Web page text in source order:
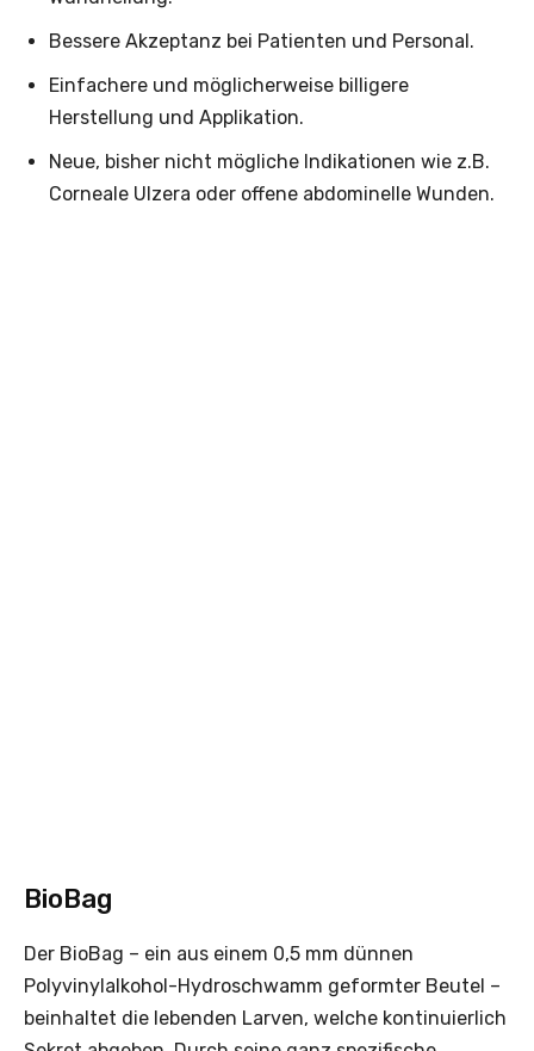
Bessere Akzeptanz bei Patienten und Personal.
Einfachere und möglicherweise billigere
Herstellung und Applikation.
Neue, bisher nicht mögliche Indikationen wie z.B.
Corneale Ulzera oder offene abdominelle Wunden.
BioBag
Der BioBag – ein aus einem 0,5 mm dünnen
Polyvinylalkohol-Hydroschwamm geformter Beutel –
beinhaltet die lebenden Larven, welche kontinuierlich